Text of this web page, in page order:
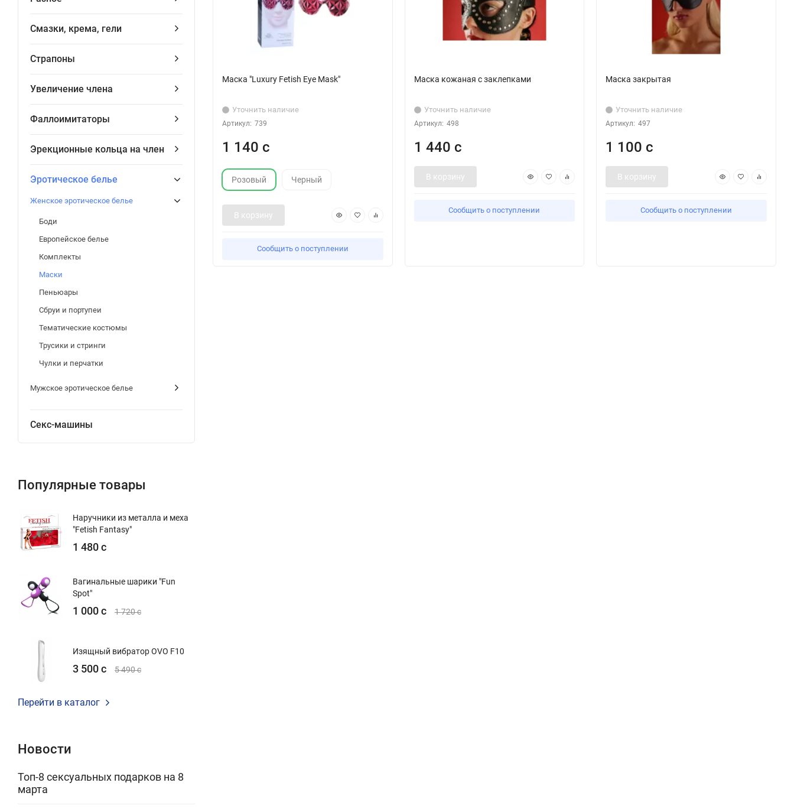
Смазки, крема, гели
Страпоны
Увеличение члена
Фаллоимитаторы
Эрекционные кольца на член
Эротическое белье
Женское эротическое белье
Боди
Европейское белье
Комплекты
Маски
Пеньюары
Сбруи и портупеи
Тематические костюмы
Трусики и стринги
Чулки и перчатки
Мужское эротическое белье
Секс-машины
Популярные товары
Наручники из металла и меха
"Fetish Fantasy"
1 480 с
Вагинальные шарики "Fun
Spot"
1 000 с 1 720 с
Изящный вибратор OVO F10
3 500 с 5 490 с
Перейти в каталог
Новости
Топ-8 сексуальных подарков на 8
марта
Маска "Luxury Fetish Eye Mask"
Уточнить наличие
Артикул: 739
1 140 с
Розовый Черный
В корзину
Сообщить о поступлении
Маска кожаная с заклепками
Уточнить наличие
Артикул: 498
1 440 с
В корзину
Сообщить о поступлении
Маска закрытая
Уточнить наличие
Артикул: 497
1 100 с
В корзину
Сообщить о поступлении